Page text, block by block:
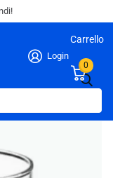
Login
Carrello
0